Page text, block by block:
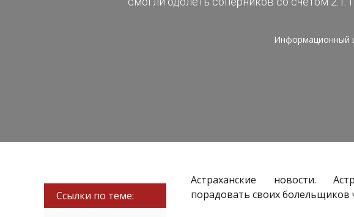
Ссылки по теме:
Астраханские новости.
порадовать своих болельщиков